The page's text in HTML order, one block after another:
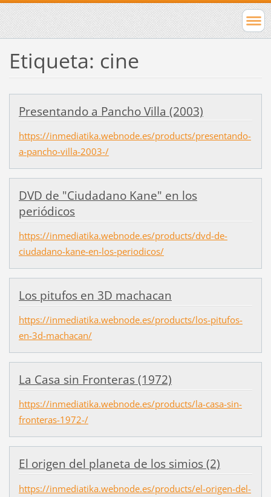
Etiqueta: cine
Presentando a Pancho Villa (2003)
https://inmediatika.webnode.es/products/presentando-
a-pancho-villa-2003-/
DVD de "Ciudadano Kane" en los
periódicos
https://inmediatika.webnode.es/products/dvd-de-
ciudadano-kane-en-los-periodicos/
Los pitufos en 3D machacan
https://inmediatika.webnode.es/products/los-pitufos-
en-3d-machacan/
La Casa sin Fronteras (1972)
https://inmediatika.webnode.es/products/la-casa-sin-
fronteras-1972-/
El origen del planeta de los simios (2)
https://inmediatika.webnode.es/products/el-origen-del-